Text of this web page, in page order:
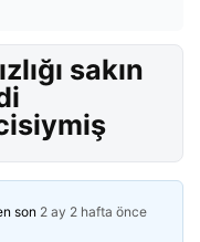
sakın
son 2 ay 2 hafta önce